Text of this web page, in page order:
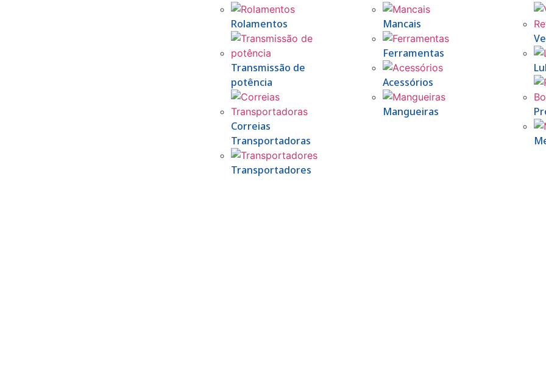
Rolamentos
Transmissão de
potência
Correias
Transportadoras
Transportadores
Mancais
Ferramentas
Acessórios
Mangueiras